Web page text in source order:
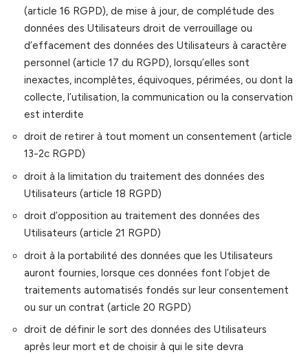
(article 16 RGPD), de mise à jour, de complétude des
données des Utilisateurs droit de verrouillage ou
d’effacement des données des Utilisateurs à caractère
personnel (article 17 du RGPD), lorsqu’elles sont
inexactes, incomplètes, équivoques, périmées, ou dont la
collecte, l’utilisation, la communication ou la conservation
est interdite
droit de retirer à tout moment un consentement (article
13-2c RGPD)
droit à la limitation du traitement des données des
Utilisateurs (article 18 RGPD)
droit d’opposition au traitement des données des
Utilisateurs (article 21 RGPD)
droit à la portabilité des données que les Utilisateurs
auront fournies, lorsque ces données font l’objet de
traitements automatisés fondés sur leur consentement
ou sur un contrat (article 20 RGPD)
droit de définir le sort des données des Utilisateurs
après leur mort et de choisir à qui le site devra